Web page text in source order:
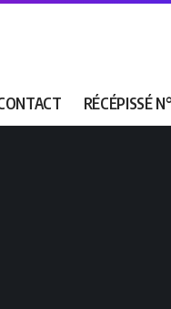
RÉCÉPISSÉ